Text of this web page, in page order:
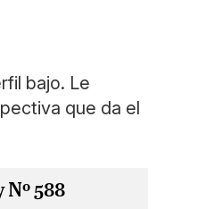
bajo. Le
que da el
Nº 588